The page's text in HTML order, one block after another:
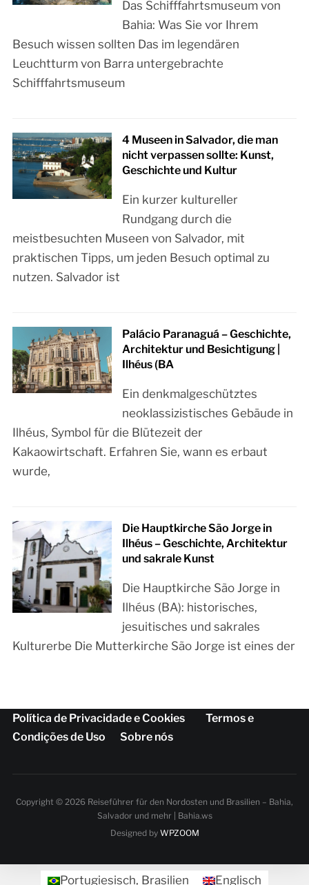
Das Schifffahrtsmuseum von
Bahia: Was Sie vor Ihrem
Besuch wissen sollten Das im legendären
Leuchtturm von Barra untergebrachte
Schifffahrtsmuseum
4 Museen in Salvador, die man
nicht verpassen sollte: Kunst,
Geschichte und Kultur
Ein kurzer kultureller
Rundgang durch die
meistbesuchten Museen von Salvador, mit
praktischen Tipps, um jeden Besuch optimal zu
nutzen. Salvador ist
Palácio Paranaguá – Geschichte,
Architektur und Besichtigung |
Ilhéus (BA
Ein denkmalgeschütztes
neoklassizistisches Gebäude in
Ilhéus, Symbol für die Blütezeit der
Kakaowirtschaft. Erfahren Sie, wann es erbaut
wurde,
Die Hauptkirche São Jorge in
Ilhéus – Geschichte, Architektur
und sakrale Kunst
Die Hauptkirche São Jorge in
Ilhéus (BA): historisches,
jesuitisches und sakrales
Kulturerbe Die Mutterkirche São Jorge ist eines der
Política de Privacidade e Cookies
Termos e
Condições de Uso
Sobre nós
Copyright © 2026 Reiseführer für den Nordosten und Brasilien – Bahia,
Salvador und mehr | Bahia.ws
Designed by WPZOOM
Portugiesisch, Brasilien Englisch